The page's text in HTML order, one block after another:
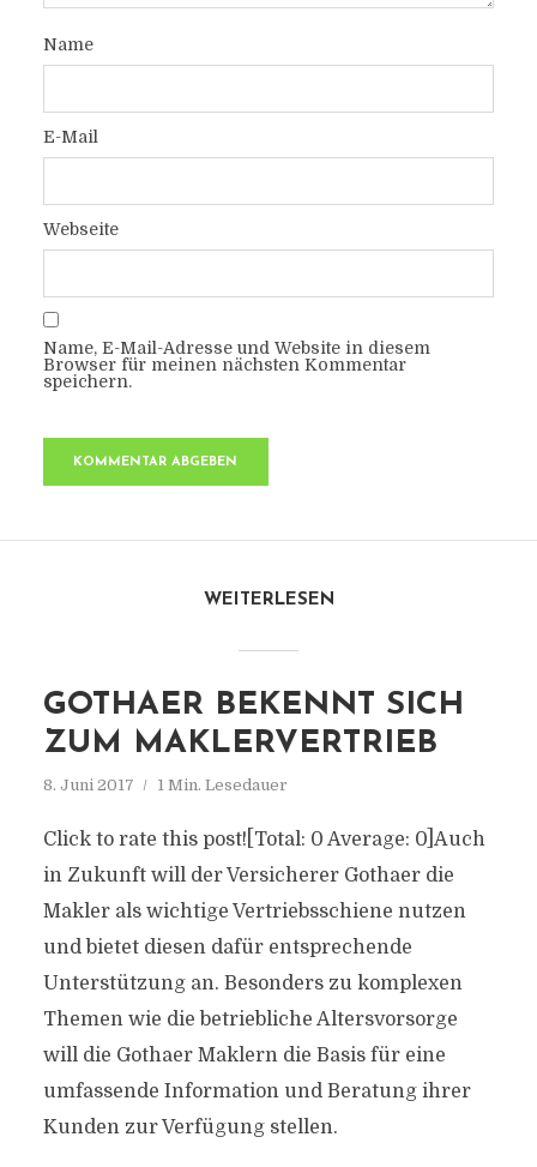
Name
E-Mail
Webseite
Name, E-Mail-Adresse und Website in diesem
Browser für meinen nächsten Kommentar
speichern.
WEITERLESEN
GOTHAER BEKENNT SICH
ZUM MAKLERVERTRIEB
8. Juni 2017 1 Min. Lesedauer
Click to rate this post![Total: 0 Average: 0]Auch
in Zukunft will der Versicherer Gothaer die
Makler als wichtige Vertriebsschiene nutzen
und bietet diesen dafür entsprechende
Unterstützung an. Besonders zu komplexen
Themen wie die betriebliche Altersvorsorge
will die Gothaer Maklern die Basis für eine
umfassende Information und Beratung ihrer
Kunden zur Verfügung stellen.